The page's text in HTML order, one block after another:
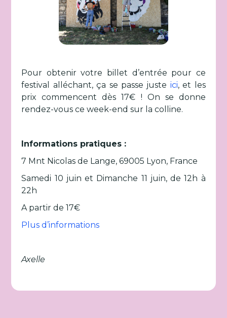
Pour obtenir votre billet d’entrée pour ce
festival alléchant, ça se passe juste ici, et les
prix commencent dès 17€ ! On se donne
rendez-vous ce week-end sur la colline.
Informations pratiques :
7 Mnt Nicolas de Lange, 69005 Lyon, France
Samedi 10 juin et Dimanche 11 juin, de 12h à
22h
A partir de 17€
Plus d’informations
Axelle